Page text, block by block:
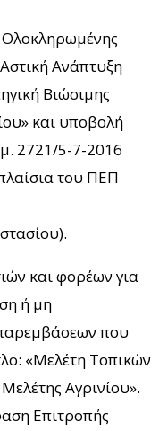
Ολοκληρωμένης
Ανάπτυξη
Βιώσιμης
και υποβολή
2721/5-7-2016
του ΠΕΠ
και φορέων για
ή μη
που
«Μελέτη Τοπικών
Αγρινίου».
Επιτροπής